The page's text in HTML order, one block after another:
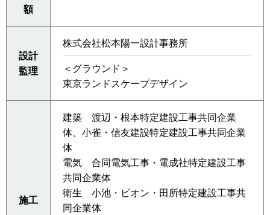
額
設計
監理
株式会社松本陽一設計事務所
＜グラウンド＞
東京ランドスケープデザイン
施工
建築 渡辺・根本特定建設工事共同企業
体、小雀・信友建設特定建設工事共同企業
体
電気 合同電気工事・電成社特定建設工事
共同企業体
衛生 小池・ビオン・田所特定建設工事共
同企業体